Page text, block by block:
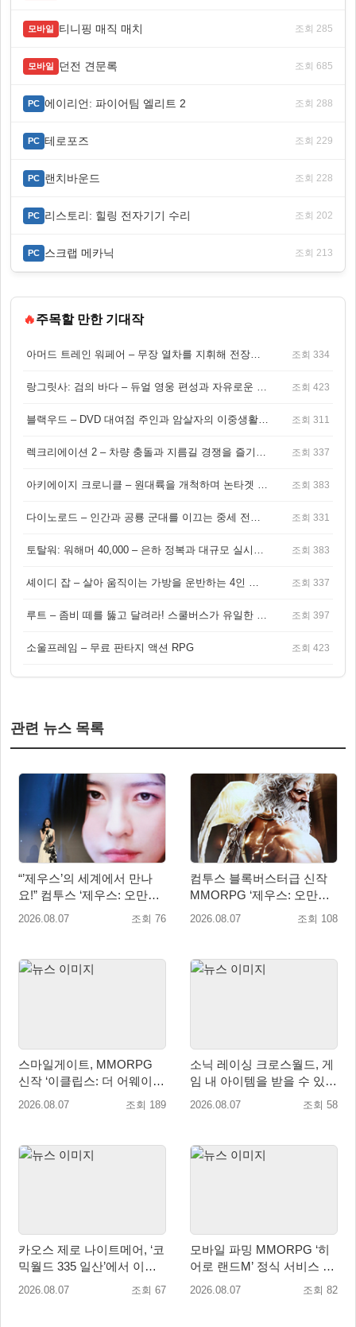
모바일 티니핑 매직 매치 조회 285
모바일 던전 견문록 조회 685
PC 에이리언: 파이어팀 엘리트 2 조회 288
PC 테로포즈 조회 229
PC 랜치바운드 조회 228
PC 리스토리: 힐링 전자기기 수리 조회 202
PC 스크랩 메카닉 조회 213
🔥주목할 만한 기대작
아머드 트레인 워페어 – 무장 열차를 지휘해 전장을 돌파하는 생존 전투 게임 조회 334
랑그릿사: 검의 바다 – 듀얼 영웅 편성과 자유로운 탐험을 결합한 판타지 전략 RPG 조회 423
블랙우드 – DVD 대여점 주인과 암살자의 이중생활을 그린 3인칭 액션 스릴러 게임 조회 311
렉크리에이션 2 – 차량 충돌과 지름길 경쟁을 즐기는 오픈월드 아케이드 레이싱 게임 조회 337
아키에이지 크로니클 – 원대륙을 개척하며 논타겟 전투를 즐기는 오픈월드 MMORPG 조회 383
다이노로드 – 인간과 공룡 군대를 이끄는 중세 전략 액션 RPG 조회 331
토탈워: 워해머 40,000 – 은하 정복과 대규모 실시간 전투가 결합된 전략 게임! 조회 383
셰이디 잡 – 살아 움직이는 가방을 운반하는 4인 협동 물리 어드벤처 게임 조회 337
루트 – 좀비 떼를 뚫고 달려라! 스쿨버스가 유일한 집이 되는 4인 협동 생존 게임 조회 397
소울프레임 – 무료 판타지 액션 RPG 조회 423
관련 뉴스 목록
“’제우스’의 세계에서 만나
요!” 컴투스 ‘제우스: 오만의
신’ 쇼케이스 찾은 배우 박지
2026.08.07 조회 76
컴투스 블록버스터급 신작
MMORPG ‘제우스: 오만의
신’, 8월 26일 출시!
2026.08.07 조회 108
스마일게이트, MMORPG
신작 ‘이클립스: 더 어웨이크
닝’ 9월 10일 론칭!
2026.08.07 조회 189
소닉 레이싱 크로스월드, 게
임 내 아이템을 받을 수 있는
‘레전드 대회 라운드 7’ 개최!
2026.08.07 조회 58
카오스 제로 나이트메어, ‘코
믹월드 335 일산’에서 이용
자 소통 예고
2026.08.07 조회 67
모바일 파밍 MMORPG ‘히
어로 랜드M’ 정식 서비스 돌
입
2026.08.07 조회 82